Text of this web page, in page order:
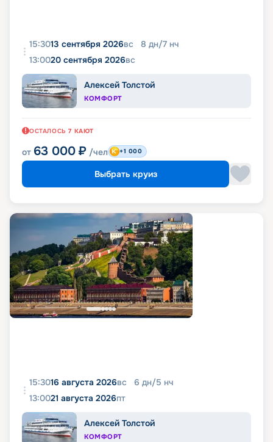
15:3013 сентября 2026вс 8 дн/7 нч
13:0020 сентября 2026вс
Алексей Толстой
КОМФОРТ
ОСТАЛОСЬ 7 КАЮТ
от 63 000 ₽ /чел +1 000
Выбрать круиз
15:3016 августа 2026вс 6 дн/5 нч
13:0021 августа 2026пт
Алексей Толстой
КОМФОРТ